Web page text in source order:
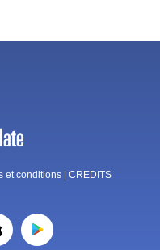
et conditions CREDITS